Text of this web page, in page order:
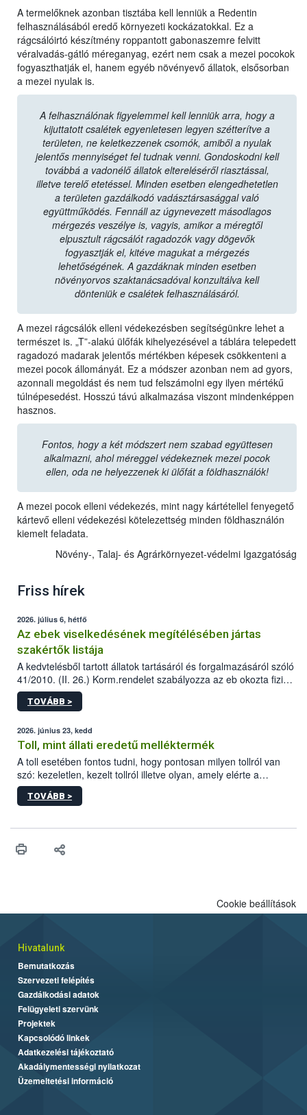
A termelőknek azonban tisztába kell lenniük a Redentin
felhasználásából eredő környezeti kockázatokkal. Ez a
rágcsálóirtó készítmény roppantott gabonaszemre felvitt
véralvadás-gátló méreganyag, ezért nem csak a mezei pocokok
fogyaszthatják el, hanem egyéb növényevő állatok, elsősorban
a mezei nyulak is.
A felhasználónak figyelemmel kell lenniük arra, hogy a
kijuttatott csalétek egyenletesen legyen szétterítve a
területen, ne keletkezzenek csomók, amiből a nyulak
jelentős mennyiséget fel tudnak venni. Gondoskodni kell
továbbá a vadonélő állatok eltereléséről riasztással,
illetve terelő etetéssel. Minden esetben elengedhetetlen
a területen gazdálkodó vadásztársasággal való
együttműködés. Fennáll az úgynevezett másodlagos
mérgezés veszélye is, vagyis, amikor a méregtől
elpusztult rágcsálót ragadozók vagy dögevők
fogyasztják el, kitéve magukat a mérgezés
lehetőségének. A gazdáknak minden esetben
növényorvos szaktanácsadóval konzultálva kell
dönteniük e csalétek felhasználásáról.
A mezei rágcsálók elleni védekezésben segítségünkre lehet a
természet is. „T”-alakú ülőfák kihelyezésével a táblára telepedett
ragadozó madarak jelentős mértékben képesek csökkenteni a
mezei pocok állományát. Ez a módszer azonban nem ad gyors,
azonnali megoldást és nem tud felszámolni egy ilyen mértékű
túlnépesedést. Hosszú távú alkalmazása viszont mindenképpen
hasznos.
Fontos, hogy a két módszert nem szabad együttesen
alkalmazni, ahol méreggel védekeznek mezei pocok
ellen, oda ne helyezzenek ki ülőfát a földhasználók!
A mezei pocok elleni védekezés, mint nagy kártétellel fenyegető
kártevő elleni védekezési kötelezettség minden földhasználón
kiemelt feladata.
Növény-, Talaj- és Agrárkörnyezet-védelmi Igazgatóság
Friss hírek
2026. július 6, hétfő
Az ebek viselkedésének megítélésében jártas
szakértők listája
A kedvtelésből tartott állatok tartásáról és forgalmazásáról szóló
41/2010. (II. 26.) Korm.rendelet szabályozza az eb okozta fizikai
sérülés, illetve ennek veszélye keletkezésekor felmerülő
hatósági feladatokat, valamint a veszélyes eb tartását és annak
vonni az ebek viselkedésének megítélésében jártas szakértőt.
TOVÁBB >
2026. június 23, kedd
Toll, mint állati eredetű melléktermék
A toll esetében fontos tudni, hogy pontosan milyen tollról van
szó: kezeletlen, kezelt tollról illetve olyan, amely elérte a
„végpontját”.
TOVÁBB >
Cookie beállítások
Hivatalunk
Bemutatkozás
Szervezeti felépítés
Gazdálkodási adatok
Felügyeleti szervünk
Projektek
Kapcsolódó linkek
Adatkezelési tájékoztató
Akadálymentességi nyilatkozat
Üzemeltetési információ